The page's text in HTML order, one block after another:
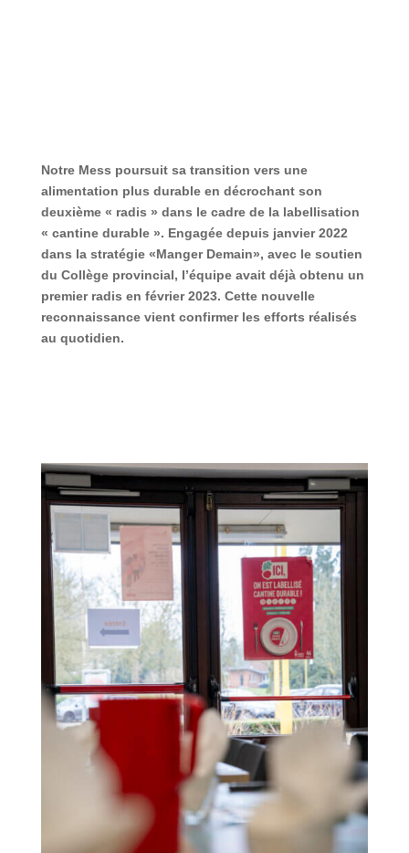
Notre Mess poursuit sa transition vers une
alimentation plus durable en décrochant son
deuxième « radis » dans le cadre de la labellisation
« cantine durable ». Engagée depuis janvier 2022
dans la stratégie «Manger Demain», avec le soutien
du Collège provincial, l’équipe avait déjà obtenu un
premier radis en février 2023. Cette nouvelle
reconnaissance vient confirmer les efforts réalisés
au quotidien.